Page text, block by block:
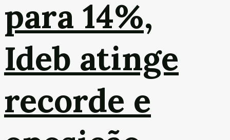
para 14%,
Ideb atinge
recorde e